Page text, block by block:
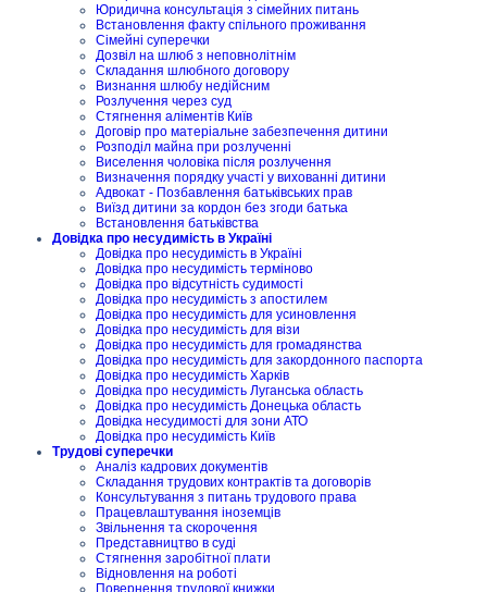
Юридична консультація з сімейних питань
Встановлення факту спільного проживання
Сімейні суперечки
Дозвіл на шлюб з неповнолітнім
Складання шлюбного договору
Визнання шлюбу недійсним
Розлучення через суд
Стягнення аліментів Київ
Договір про матеріальне забезпечення дитини
Розподіл майна при розлученні
Виселення чоловіка після розлучення
Визначення порядку участі у вихованні дитини
Адвокат - Позбавлення батьківських прав
Виїзд дитини за кордон без згоди батька
Встановлення батьківства
Довідка про несудимість в Україні
Довідка про несудимість в Україні
Довідка про несудимість терміново
Довідка про відсутність судимості
Довідка про несудимість з апостилем
Довідка про несудимість для усиновлення
Довідка про несудимість для візи
Довідка про несудимість для громадянства
Довідка про несудимість для закордонного паспорта
Довідка про несудимість Харків
Довідка про несудимість Луганська область
Довідка про несудимість Донецька область
Довідка несудимості для зони АТО
Довідка про несудимість Київ
Трудові суперечки
Аналіз кадрових документів
Складання трудових контрактів та договорів
Консультування з питань трудового права
Працевлаштування іноземців
Звільнення та скорочення
Представництво в суді
Стягнення заробітної плати
Відновлення на роботі